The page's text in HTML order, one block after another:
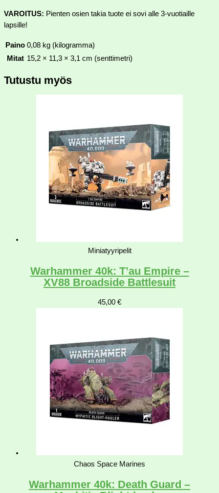
VAROITUS: Pienten osien takia tuote ei sovi alle 3-vuotiaille
lapsille!
Paino 0,08 kg (kilogramma)
Mitat 15,2 × 11,3 × 3,1 cm (senttimetri)
Tutustu myös
Miniatyyripelit
Warhammer 40k: T’au Empire –
XV88 Broadside Battlesuit
45,00 €
Chaos Space Marines
Warhammer 40k: Death Guard –